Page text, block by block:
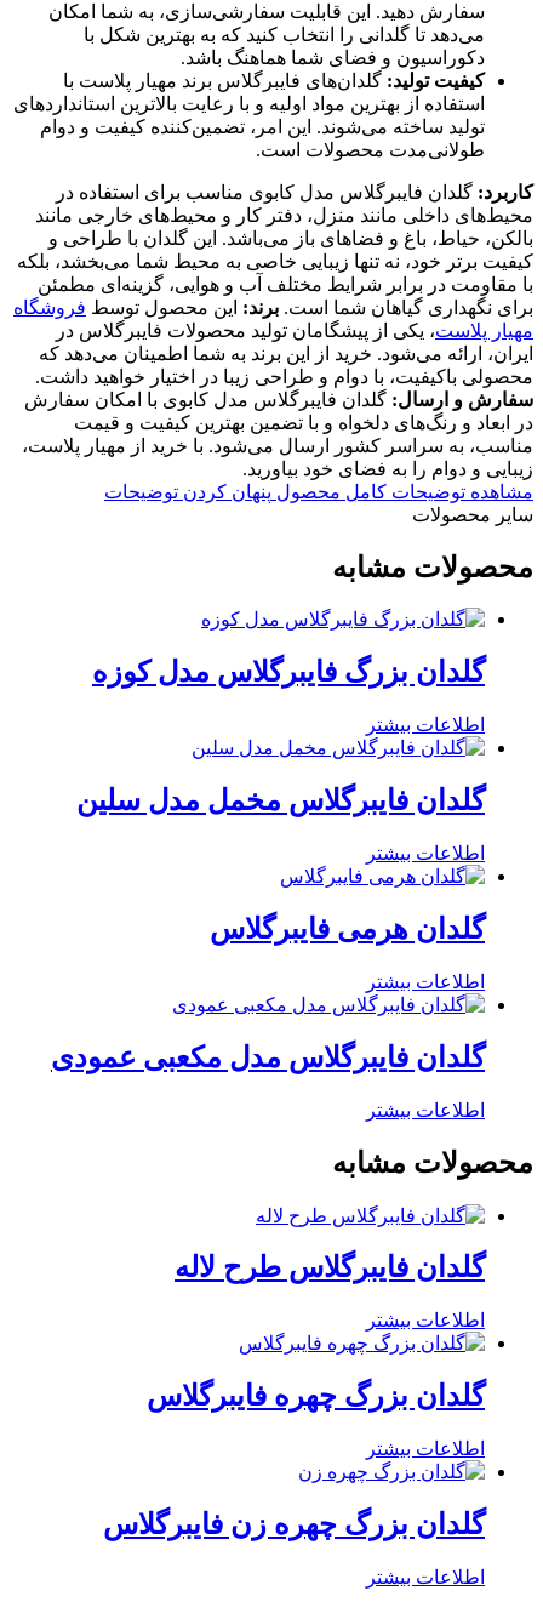
سفارش دهید. این قابلیت سفارشی‌سازی، به شما امکان
می‌دهد تا گلدانی را انتخاب کنید که به بهترین شکل با
دکوراسیون و فضای شما هماهنگ باشد.
کیفیت تولید: گلدان‌های فایبرگلاس برند مهیار پلاست با
استفاده از بهترین مواد اولیه و با رعایت بالاترین استانداردهای
تولید ساخته می‌شوند. این امر، تضمین‌کننده کیفیت و دوام
طولانی‌مدت محصولات است.
کاربرد: گلدان فایبرگلاس مدل کابوی مناسب برای استفاده در
محیط‌های داخلی مانند منزل، دفتر کار و محیط‌های خارجی مانند
بالکن، حیاط، باغ و فضاهای باز می‌باشد. این گلدان با طراحی و
کیفیت برتر خود، نه تنها زیبایی خاصی به محیط شما می‌بخشد، بلکه
با مقاومت در برابر شرایط مختلف آب و هوایی، گزینه‌ای مطمئن
برای نگهداری گیاهان شما است. برند: این محصول توسط فروشگاه
مهیار پلاست، یکی از پیشگامان تولید محصولات فایبرگلاس در
ایران، ارائه می‌شود. خرید از این برند به شما اطمینان می‌دهد که
محصولی باکیفیت، با دوام و طراحی زیبا در اختیار خواهید داشت.
سفارش و ارسال: گلدان فایبرگلاس مدل کابوی با امکان سفارش
در ابعاد و رنگ‌های دلخواه و با تضمین بهترین کیفیت و قیمت
مناسب، به سراسر کشور ارسال می‌شود. با خرید از مهیار پلاست،
زیبایی و دوام را به فضای خود بیاورید.
مشاهده توضیحات کامل محصول پنهان کردن توضیحات
سایر محصولات​
محصولات مشابه
گلدان بزرگ فایبرگلاس مدل کوزه
اطلاعات بیشتر
گلدان فایبرگلاس مخمل مدل سلین
اطلاعات بیشتر
گلدان هرمی فایبرگلاس
اطلاعات بیشتر
گلدان فایبرگلاس مدل مکعبی عمودی
اطلاعات بیشتر
محصولات مشابه
گلدان فایبرگلاس طرح لاله
اطلاعات بیشتر
گلدان بزرگ چهره فایبرگلاس
اطلاعات بیشتر
گلدان بزرگ چهره زن فایبرگلاس
اطلاعات بیشتر